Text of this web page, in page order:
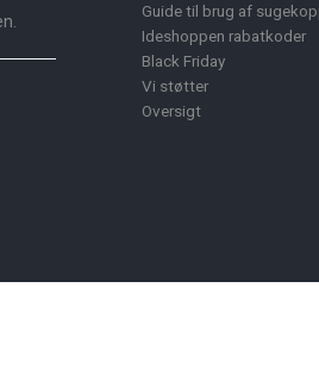
Guide til brug af
Ideshoppen rabatkoder
Black Friday
Vi støtter
Oversigt